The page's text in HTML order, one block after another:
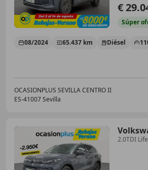
€
Súper
08/2024 65.437 km Diésel
OCASIONPLUS SEVILLA CENTRO II
ES-41007 Sevilla
2.0TDI